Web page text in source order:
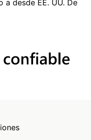
a desde EE. UU. De